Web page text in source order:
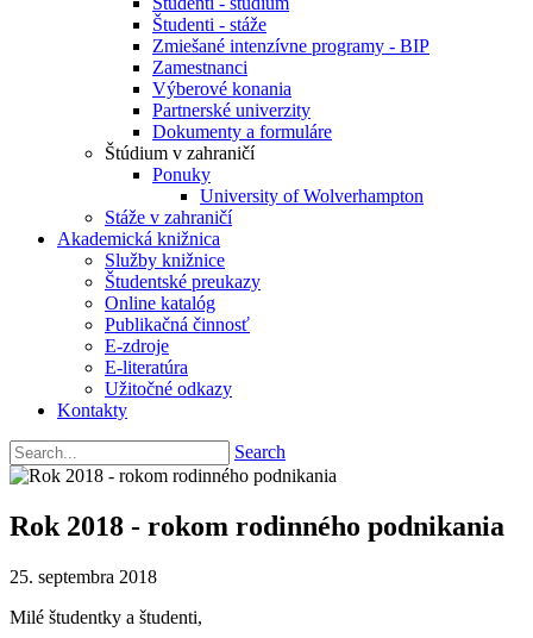
Študenti - stáže
Zmiešané intenzívne programy - BIP
Zamestnanci
Výberové konania
Partnerské univerzity
Dokumenty a formuláre
Štúdium v zahraničí
Ponuky
University of Wolverhampton
Stáže v zahraničí
Akademická knižnica
Služby knižnice
Študentské preukazy
Online katalóg
Publikačná činnosť
E-zdroje
E-literatúra
Užitočné odkazy
Kontakty
Search
Rok 2018 - rokom rodinného podnikania
25. septembra 2018
Milé študentky a študenti,